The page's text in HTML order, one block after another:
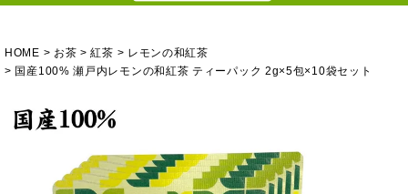
HOME お茶 紅茶
レモンの和紅茶
国産100% 瀬戸内レモンの和紅茶 ティーパック 2g×5包×10袋セット